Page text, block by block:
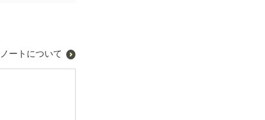
ートについて